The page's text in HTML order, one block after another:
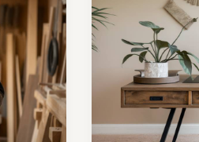
et
esthétique
pour
un
espace
de
travail